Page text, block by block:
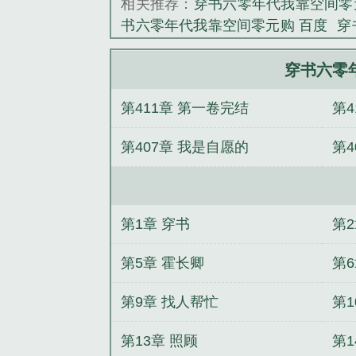
相关推荐： 穿书六零年代我靠空间
书六零年代我靠空间零元购 百度
穿
开四季香 穿书六零年代我靠空间零
穿书六零
零年代我靠空间零元购女主跟谁
穿
书六零年代我靠空间零元购txt
穿
穿书六零
第411章 第一卷完结 第
担
第407章 我是自愿的 第
第1章 穿书 第
第5章 霍长卿 第
第9章 找人帮忙 第
第13章 照顾 第